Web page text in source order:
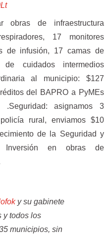
August 11,
obras de infraestructura
17 monitores
de infusión, 17 camas de
cuidados intermedios
al municipio: $127
del BAPRO a PyMEs
.Seguridad: asignamos 3
rural, enviamos $10
de la Seguridad y
Inversión en obras de
y su gabinete
y todos los
municipios, sin